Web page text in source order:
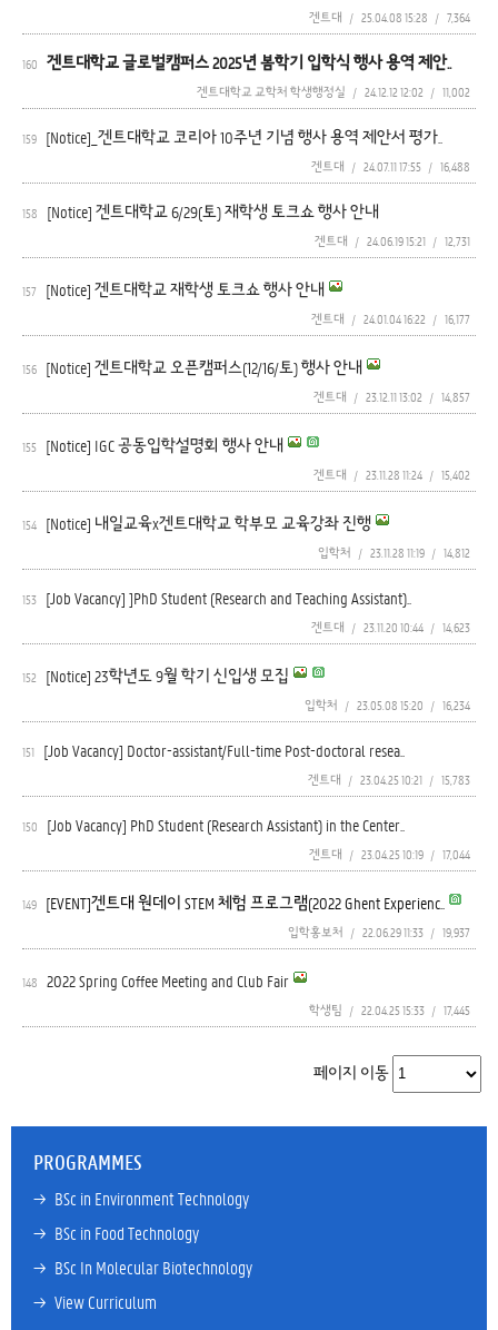
겐트대 / 25.04.08 15:28 / 7,364
160 겐트대학교 글로벌캠퍼스 2025년 봄학기 입학식 행사 용역 제안..
겐트대학교 교학처 학생행정실 / 24.12.12 12:02 / 11,002
159 [Notice]_겐트대학교 코리아 10주년 기념 행사 용역 제안서 평가..
겐트대 / 24.07.11 17:55 / 16,488
158 [Notice] 겐트대학교 6/29(토) 재학생 토크쇼 행사 안내
겐트대 / 24.06.19 15:21 / 12,731
157 [Notice] 겐트대학교 재학생 토크쇼 행사 안내
겐트대 / 24.01.04 16:22 / 16,177
156 [Notice] 겐트대학교 오픈캠퍼스(12/16/토) 행사 안내
겐트대 / 23.12.11 13:02 / 14,857
155 [Notice] IGC 공동입학설명회 행사 안내
겐트대 / 23.11.28 11:24 / 15,402
154 [Notice] 내일교육x겐트대학교 학부모 교육강좌 진행
입학처 / 23.11.28 11:19 / 14,812
153 [Job Vacancy] ]PhD Student (Research and Teaching Assistant)..
겐트대 / 23.11.20 10:44 / 14,623
152 [Notice] 23학년도 9월 학기 신입생 모집
입학처 / 23.05.08 15:20 / 16,234
151 [Job Vacancy] Doctor-assistant/Full-time Post-doctoral resea..
겐트대 / 23.04.25 10:21 / 15,783
150 [Job Vacancy] PhD Student (Research Assistant) in the Center..
겐트대 / 23.04.25 10:19 / 17,044
149 [EVENT]겐트대 원데이 STEM 체험 프로그램(2022 Ghent Experienc..
입학홍보처 / 22.06.29 11:33 / 19,937
148 2022 Spring Coffee Meeting and Club Fair
학생팀 / 22.04.25 15:33 / 17,445
페이지 이동
PROGRAMMES
→ BSc in Environment Technology
→ BSc in Food Technology
→ BSc In Molecular Biotechnology
→ View Curriculum